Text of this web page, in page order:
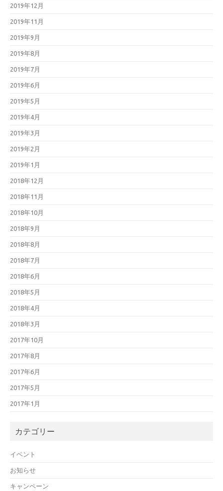
2019年12月
2019年11月
2019年9月
2019年8月
2019年7月
2019年6月
2019年5月
2019年4月
2019年3月
2019年2月
2019年1月
2018年12月
2018年11月
2018年10月
2018年9月
2018年8月
2018年7月
2018年6月
2018年5月
2018年4月
2018年3月
2017年10月
2017年8月
2017年6月
2017年5月
2017年1月
カテゴリー
イベント
お知らせ
キャンペーン